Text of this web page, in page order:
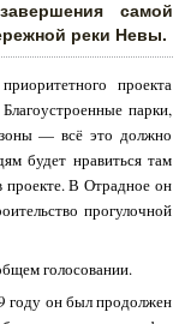
самой
реки Невы.
проекта
парки,
— всё это должно
будет нравиться там
проекте. В Отрадное он
прогулочной
голосовании.
году он был продолжен